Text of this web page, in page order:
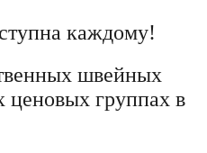
каждому!
швейных
ценовых группах в